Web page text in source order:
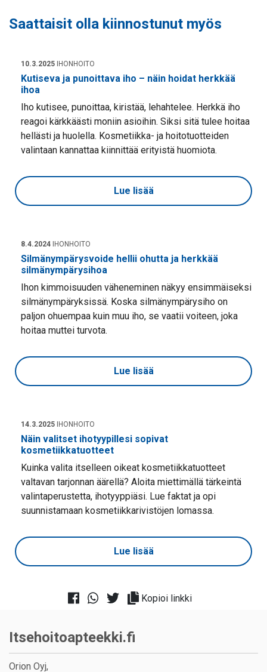
Saattaisit olla kiinnostunut myös
10.3.2025 IHONHOITO
Kutiseva ja punoittava iho – näin hoidat herkkää
ihoa
Iho kutisee, punoittaa, kiristää, lehahtelee. Herkkä iho
reagoi kärkkäästi moniin asioihin. Siksi sitä tulee hoitaa
hellästi ja huolella. Kosmetiikka- ja hoitotuotteiden
valintaan kannattaa kiinnittää erityistä huomiota.
Lue lisää
8.4.2024 IHONHOITO
Silmänympärysvoide hellii ohutta ja herkkää
silmänympärysihoa
Ihon kimmoisuuden väheneminen näkyy ensimmäiseksi
silmänympäryksissä. Koska silmänympärysiho on
paljon ohuempaa kuin muu iho, se vaatii voiteen, joka
hoitaa muttei turvota.
Lue lisää
14.3.2025 IHONHOITO
Näin valitset ihotyypillesi sopivat
kosmetiikkatuotteet
Kuinka valita itselleen oikeat kosmetiikkatuotteet
valtavan tarjonnan äärellä? Aloita miettimällä tärkeintä
valintaperustetta, ihotyyppiäsi. Lue faktat ja opi
suunnistamaan kosmetiikkarivistöjen lomassa.
Lue lisää
Kopioi linkki
Itsehoitoapteekki.fi
Orion Oyj,